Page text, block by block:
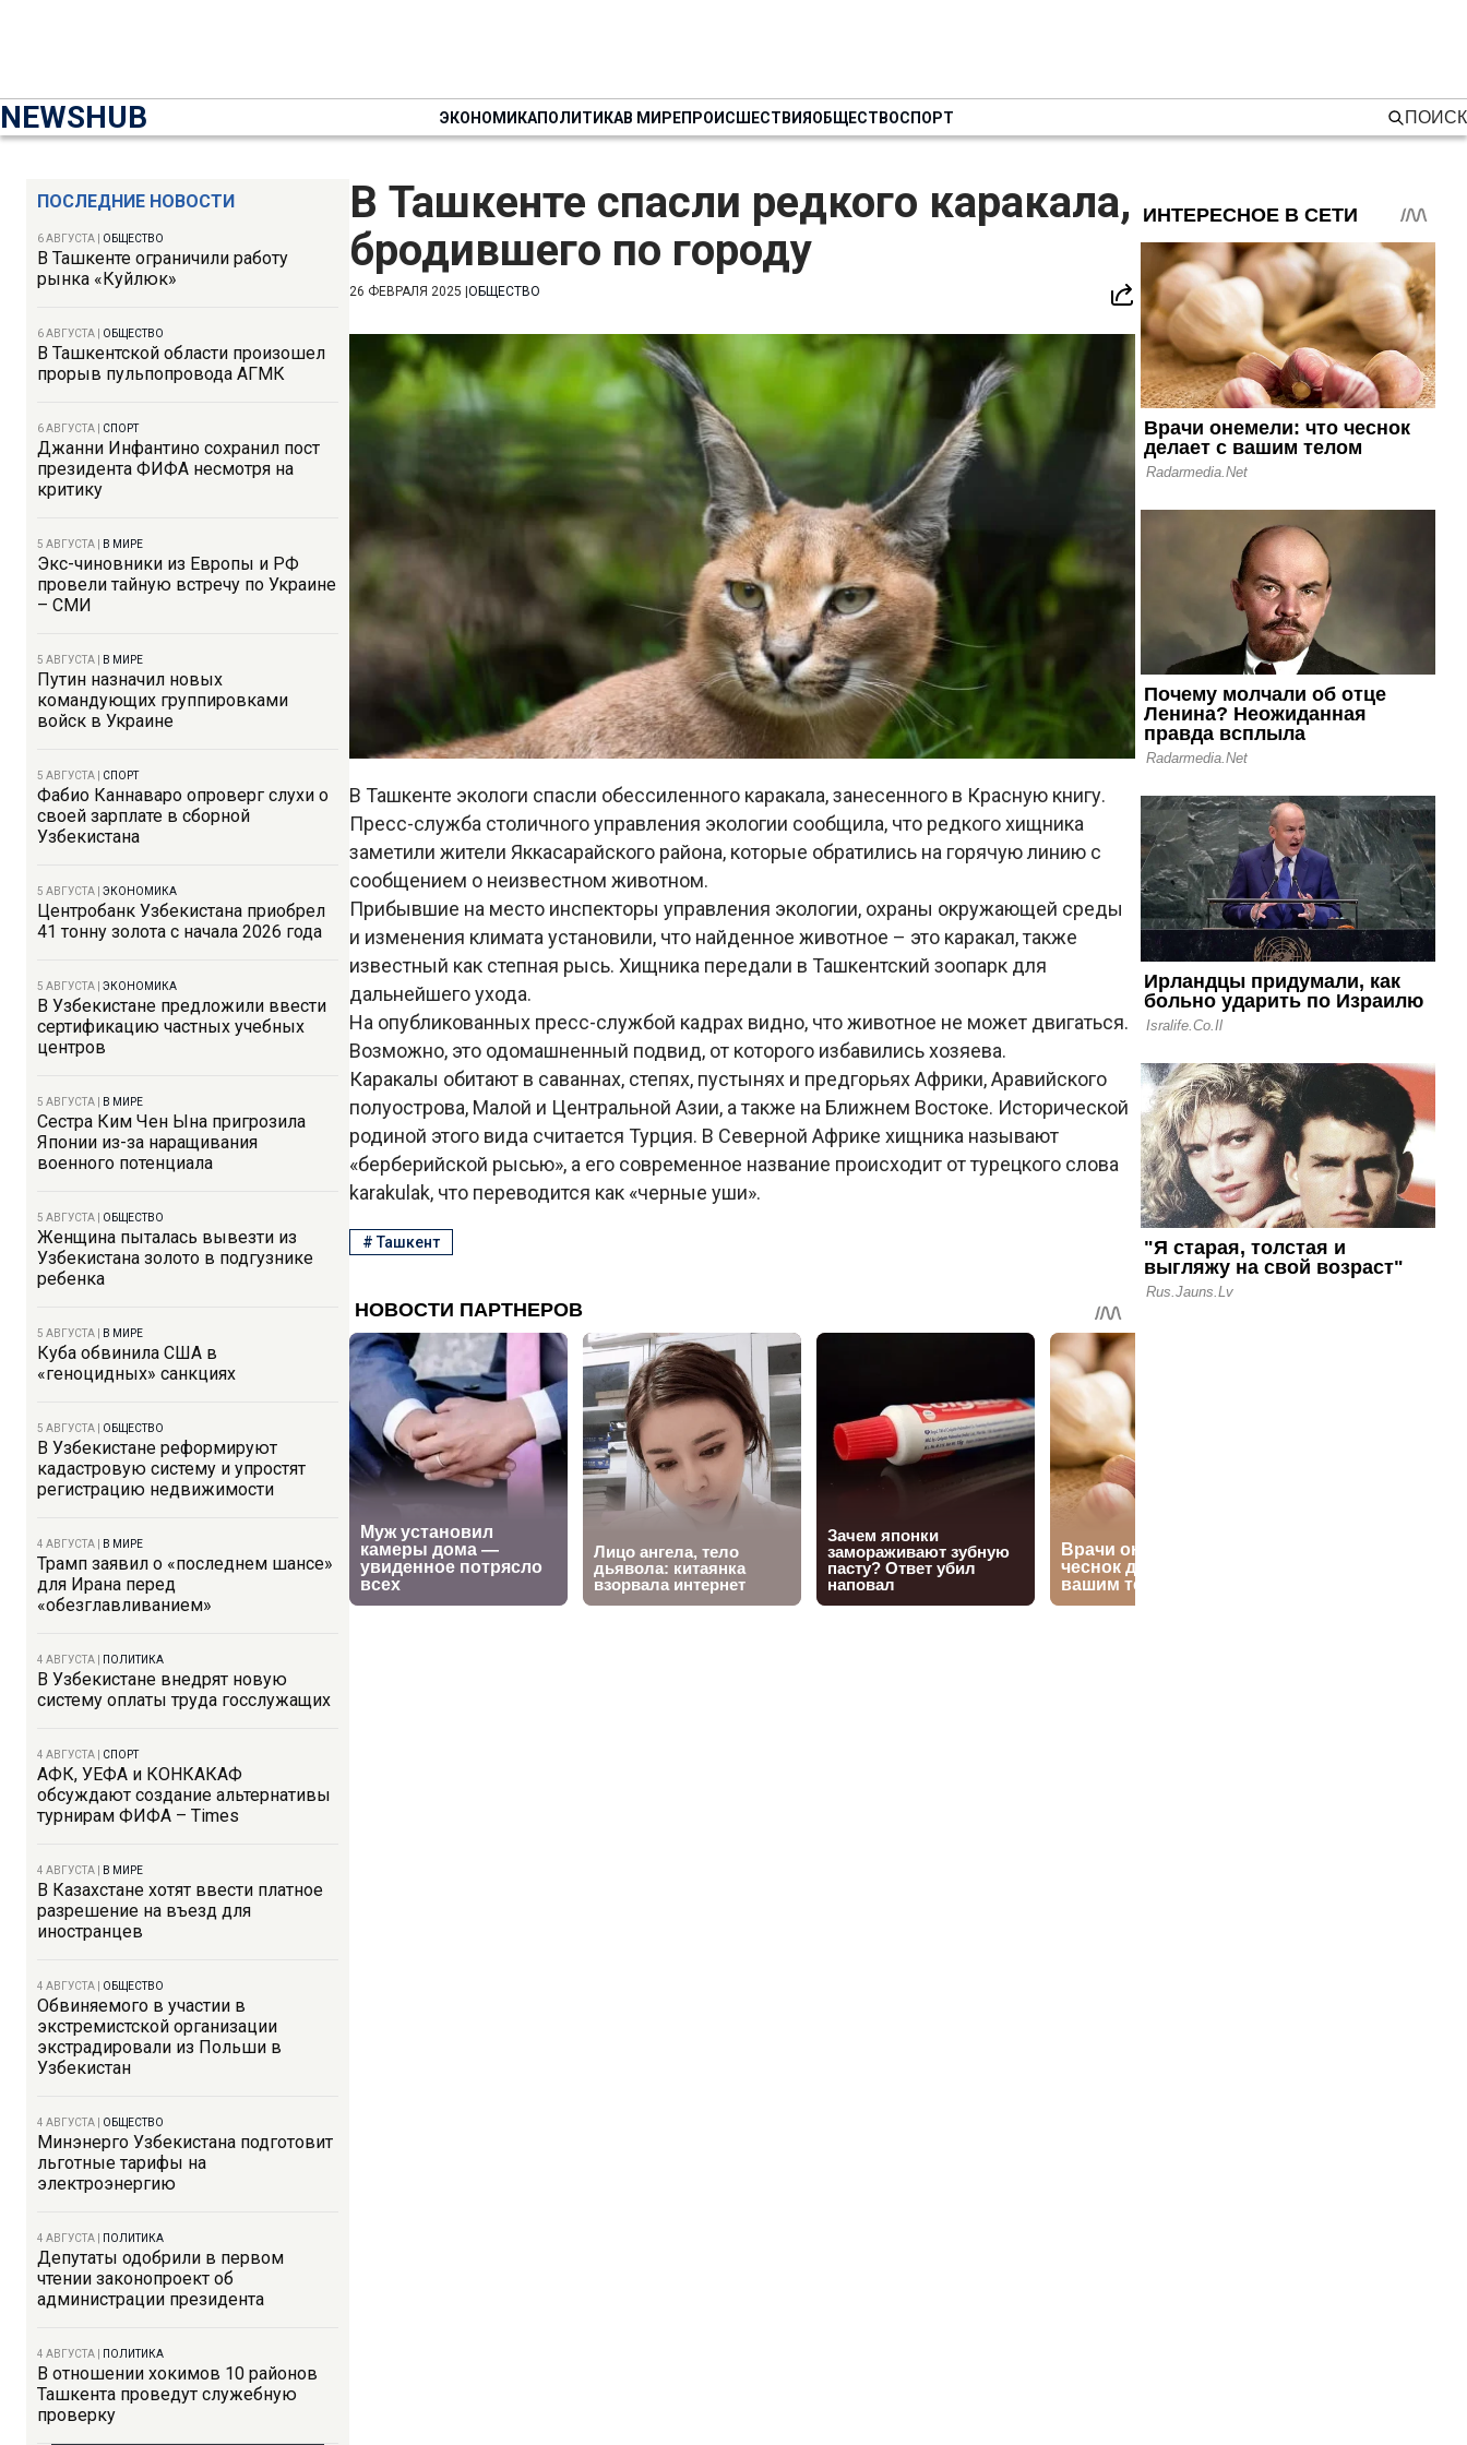
NEWSHUB ЭКОНОМИКАПОЛИТИКАВ МИРЕПРОИСШЕСТВИЯОБЩЕСТВОСПОРТ ПОИСК
ПОСЛЕДНИЕ НОВОСТИ
6 АВГУСТА ОБЩЕСТВО
В Ташкенте ограничили работу
рынка «Куйлюк»
6 АВГУСТА ОБЩЕСТВО
В Ташкентской области произошел
прорыв пульпопровода АГМК
6 АВГУСТА СПОРТ
Джанни Инфантино сохранил пост
президента ФИФА несмотря на
критику
5 АВГУСТА В МИРЕ
Экс-чиновники из Европы и РФ
провели тайную встречу по Украине
– СМИ
5 АВГУСТА В МИРЕ
Путин назначил новых
командующих группировками
войск в Украине
5 АВГУСТА СПОРТ
Фабио Каннаваро опроверг слухи о
своей зарплате в сборной
Узбекистана
5 АВГУСТА ЭКОНОМИКА
Центробанк Узбекистана приобрел
41 тонну золота с начала 2026 года
5 АВГУСТА ЭКОНОМИКА
В Узбекистане предложили ввести
сертификацию частных учебных
центров
5 АВГУСТА В МИРЕ
Сестра Ким Чен Ына пригрозила
Японии из-за наращивания
военного потенциала
5 АВГУСТА ОБЩЕСТВО
Женщина пыталась вывезти из
Узбекистана золото в подгузнике
ребенка
5 АВГУСТА В МИРЕ
Куба обвинила США в
«геноцидных» санкциях
5 АВГУСТА ОБЩЕСТВО
В Узбекистане реформируют
кадастровую систему и упростят
регистрацию недвижимости
4 АВГУСТА В МИРЕ
Трамп заявил о «последнем шансе»
для Ирана перед
«обезглавливанием»
4 АВГУСТА ПОЛИТИКА
В Узбекистане внедрят новую
систему оплаты труда госслужащих
4 АВГУСТА СПОРТ
АФК, УЕФА и КОНКАКАФ
обсуждают создание альтернативы
турнирам ФИФА – Times
4 АВГУСТА В МИРЕ
В Казахстане хотят ввести платное
разрешение на въезд для
иностранцев
4 АВГУСТА ОБЩЕСТВО
Обвиняемого в участии в
экстремистской организации
экстрадировали из Польши в
Узбекистан
4 АВГУСТА ОБЩЕСТВО
Минэнерго Узбекистана подготовит
льготные тарифы на
электроэнергию
4 АВГУСТА ПОЛИТИКА
Депутаты одобрили в первом
чтении законопроект об
администрации президента
4 АВГУСТА ПОЛИТИКА
В отношении хокимов 10 районов
Ташкента проведут служебную
проверку
В Ташкенте спасли редкого каракала,
бродившего по городу
26 ФЕВРАЛЯ 2025 ОБЩЕСТВО
В Ташкенте экологи спасли обессиленного каракала, занесенного в Красную книгу.
Пресс-служба столичного управления экологии сообщила, что редкого хищника
заметили жители Яккасарайского района, которые обратились на горячую линию с
сообщением о неизвестном животном.
Прибывшие на место инспекторы управления экологии, охраны окружающей среды
и изменения климата установили, что найденное животное – это каракал, также
известный как степная рысь. Хищника передали в Ташкентский зоопарк для
дальнейшего ухода.
На опубликованных пресс-службой кадрах видно, что животное не может двигаться.
Возможно, это одомашненный подвид, от которого избавились хозяева.
Каракалы обитают в саваннах, степях, пустынях и предгорьях Африки, Аравийского
полуострова, Малой и Центральной Азии, а также на Ближнем Востоке. Исторической
родиной этого вида считается Турция. В Северной Африке хищника называют
«берберийской рысью», а его современное название происходит от турецкого слова
karakulak, что переводится как «черные уши».
#Ташкент